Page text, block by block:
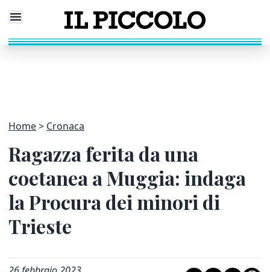
Home Cronaca
Ragazza ferita da una
coetanea a Muggia: indaga
la Procura dei minori di
Trieste